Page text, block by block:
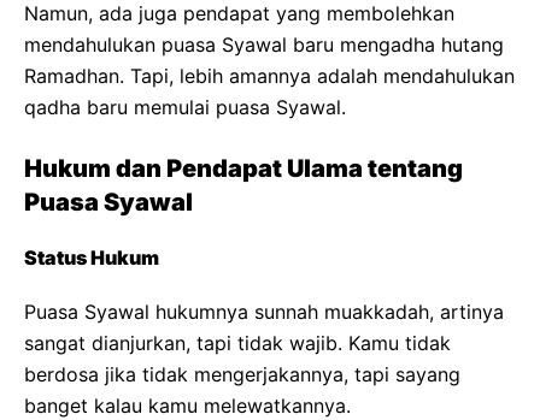
Namun, ada juga pendapat yang membolehkan
mendahulukan puasa Syawal baru mengadha hutang
Ramadhan. Tapi, lebih amannya adalah mendahulukan
qadha baru memulai puasa Syawal.
Hukum dan Pendapat Ulama tentang
Puasa Syawal
Status Hukum
Puasa Syawal hukumnya sunnah muakkadah, artinya
sangat dianjurkan, tapi tidak wajib. Kamu tidak
berdosa jika tidak mengerjakannya, tapi sayang
banget kalau kamu melewatkannya.